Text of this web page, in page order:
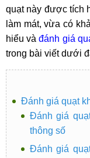
quạt này được tích
làm mát, vừa có
hiểu vàđánh giá
trong bài viết dưới
Đánh giá quạt
Đánh giá
thông số
Đánh giá